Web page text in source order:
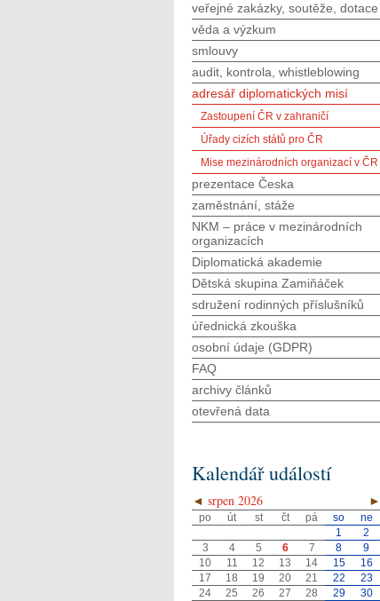
veřejné zakázky, soutěže, dotace
věda a výzkum
smlouvy
audit, kontrola, whistleblowing
adresář diplomatických misí
Zastoupení ČR v zahraničí
Úřady cizích států pro ČR
Mise mezinárodních organizací v ČR
prezentace Česka
zaměstnání, stáže
NKM – práce v mezinárodních
organizacích
Diplomatická akademie
Dětská skupina Zamiňáček
sdružení rodinných příslušníků
úřednická zkouška
osobní údaje (GDPR)
FAQ
archivy článků
otevřená data
Kalendář událostí
◄ ►
srpen 2026
po út st čt pá so
ne
1
2
3
4 5 6 7 8
9
10
11 12 13 14 15
16
17
18 19 20 21 22
23
24
25 26 27 28 29
30